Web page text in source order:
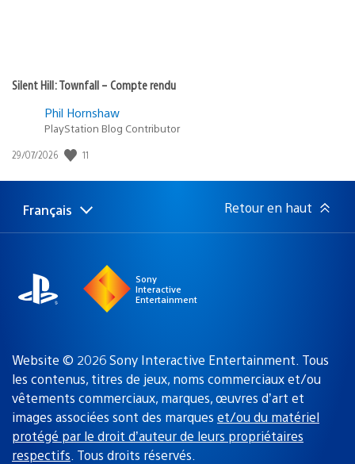
Silent Hill: Townfall – Compte rendu
Phil Hornshaw
PlayStation Blog Contributor
Date
publication
29/07/2026 11
Choisir
une
Région
actuelle
Français Retour en haut
Sony
Interactive
Entertainment
Website © 2026 Sony Interactive Entertainment. Tous
les contenus, titres de jeux, noms commerciaux et/ou
vêtements commerciaux, marques, œuvres d’art et
images associées sont des marques et/ou du matériel
protégé par le droit d’auteur de leurs propriétaires
respectifs. Tous droits réservés.